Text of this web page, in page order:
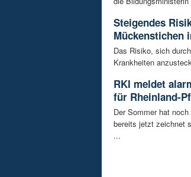
Steigendes
Mückenstichen
Das Risiko, sich
Krankheiten
RKI meldet
für Rheinland-
Der Sommer hat
bereits jetzt zeichnet
...